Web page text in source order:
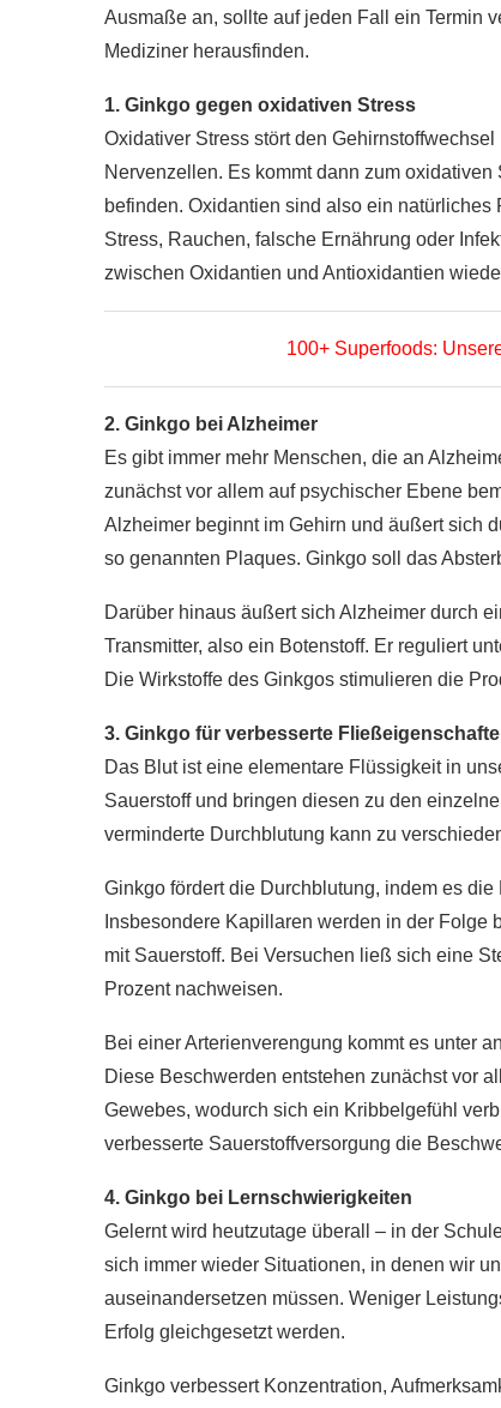
Ausmaße an, sollte auf jeden Fall ein Termin
Mediziner herausfinden.
1. Ginkgo gegen oxidativen Stress
Oxidativer Stress stört den
Nervenzellen. Es kommt dann zum
befinden. Oxidantien sind also ein
Stress, Rauchen, falsche Ernährung oder
zwischen Oxidantien und Antioxidantien
100+ Superfoods:
2. Ginkgo bei Alzheimer
Es gibt immer mehr Menschen, die an
zunächst vor allem auf psychischer Ebene
Alzheimer beginnt im Gehirn und äußert sich
so genannten Plaques. Ginkgo soll das
Darüber hinaus äußert sich Alzheimer durch
Transmitter, also ein Botenstoff. Er reguliert
Die Wirkstoffe des Ginkgos stimulieren die
3. Ginkgo für verbesserte
Das Blut ist eine elementare Flüssigkeit in
Sauerstoff und bringen diesen zu den
verminderte Durchblutung kann zu
Ginkgo fördert die Durchblutung, indem es
Insbesondere Kapillaren werden in der Folge
mit Sauerstoff. Bei Versuchen ließ sich eine
Prozent nachweisen.
Bei einer Arterienverengung kommt es unter
Diese Beschwerden entstehen zunächst vor
Gewebes, wodurch sich ein Kribbelgefühl
verbesserte Sauerstoffversorgung die
4. Ginkgo bei Lernschwierigkeiten
Gelernt wird heutzutage überall – in der
sich immer wieder Situationen, in denen wir
auseinandersetzen müssen. Weniger
Erfolg gleichgesetzt werden.
Ginkgo verbessert Konzentration,
gesünder als
Wie gesund ist